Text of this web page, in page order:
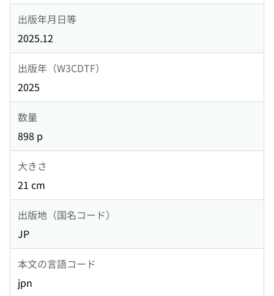
出版年月日等
2025.12
出版年（W3CDTF）
2025
数量
898 p
大きさ
21 cm
出版地（国名コード）
JP
本文の言語コード
jpn